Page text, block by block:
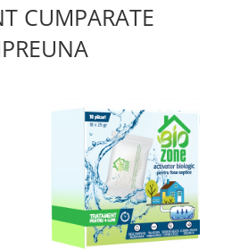
: formulă multitarget care
mai multe căi de apărare
prescrisă de medicul
curată, cu ingrediente bine
aromă de pui: administrare
de animale.
de Antibiotice SA Iași, sub
calitate farmaceutică.
CUMPARATE